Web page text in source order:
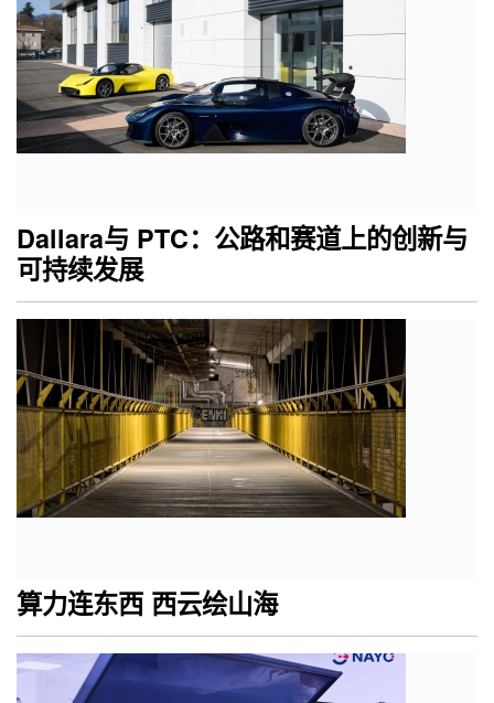
Dallara与 PTC：公路和赛道上的创新与
可持续发展
算力连东西 西云绘山海